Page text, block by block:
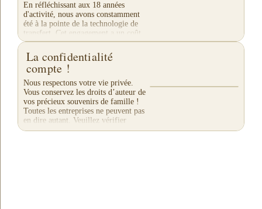
En réfléchissant aux 18 années
d'activité, nous avons constamment
été à la pointe de la technologie de
transfert. Cet engagement a un coût,
mais il est nécessaire pour continuer à
livrer un...
La confidentialité
compte !
Nous respectons votre vie privée.
Vous conservez les droits d’auteur de
vos précieux souvenirs de famille !
Toutes les entreprises ne peuvent pas
en dire autant. Veuillez vérifier
leurs...